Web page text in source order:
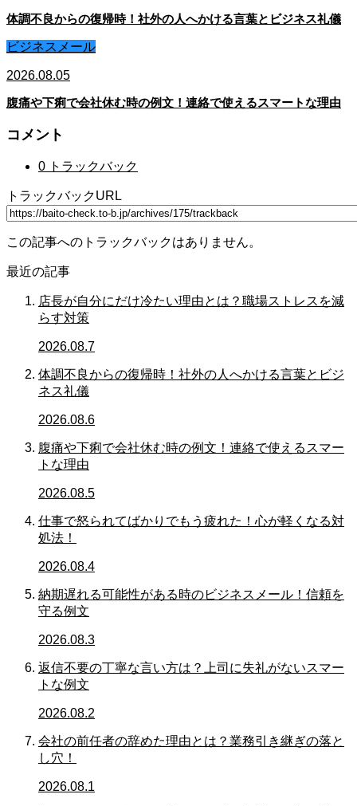
体調不良からの復帰時！社外の人へかける言葉とビジネス礼儀
ビジネスメール
2026.08.05
腹痛や下痢で会社休む時の例文！連絡で使えるスマートな理由
コメント
0 トラックバック
トラックバックURL
この記事へのトラックバックはありません。
最近の記事
店長が自分にだけ冷たい理由とは？職場ストレスを減
らす対策
2026.08.7
体調不良からの復帰時！社外の人へかける言葉とビジ
ネス礼儀
2026.08.6
腹痛や下痢で会社休む時の例文！連絡で使えるスマー
トな理由
2026.08.5
仕事で怒られてばかりでもう疲れた！心が軽くなる対
処法！
2026.08.4
納期遅れる可能性がある時のビジネスメール！信頼を
守る例文
2026.08.3
返信不要の丁寧な言い方は？上司に失礼がないスマー
トな例文
2026.08.2
会社の前任者の辞めた理由とは？業務引き継ぎの落と
し穴！
2026.08.1